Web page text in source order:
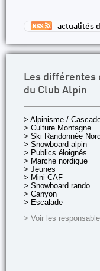
actualités
Les différentes
du Club Alpin
> Alpinisme /
> Culture Montagne
> Ski Randonnée
> Snowboard alpin
> Publics éloignés
> Marche nordique
> Jeunes
> Mini CAF
> Snowboard rando
> Canyon
> Escalade
> Voir les